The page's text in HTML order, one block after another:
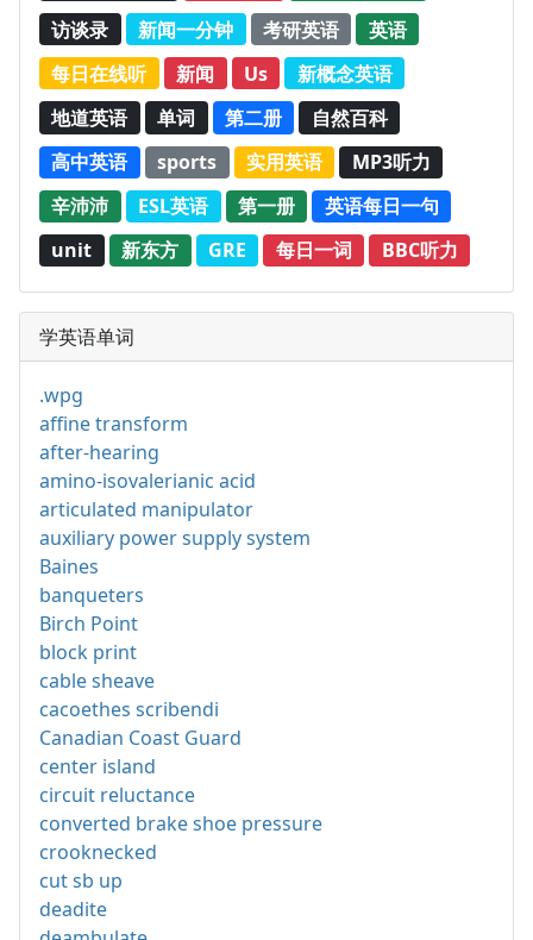
访谈录
新闻一分钟 考研英语
英语
每日在线听
新闻 Us
新概念英语
地道英语
单词 第二册
自然百科
高中英语
sports 实用英语
MP3听力
辛沛沛
ESL英语 第一册
英语每日一句
unit
新东方 GRE 每日一词 BBC听力
学英语单词
.wpg
affine transform
after-hearing
amino-isovalerianic acid
articulated manipulator
auxiliary power supply system
Baines
banqueters
Birch Point
block print
cable sheave
cacoethes scribendi
Canadian Coast Guard
center island
circuit reluctance
converted brake shoe pressure
crooknecked
cut sb up
deadite